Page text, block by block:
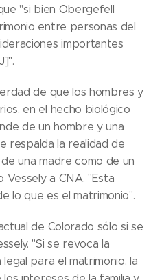
"si bien Obergefell
entre personas del
importantes
de que los hombres y
en el hecho biológico
de un hombre y una
respalda la realidad de
una madre como de un
Vessely a CNA. "Esta
lo que es el matrimonio".
de Colorado sólo si se
"Si se revoca la
para el matrimonio, la